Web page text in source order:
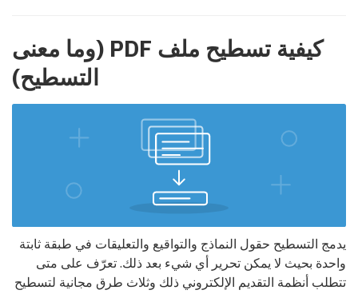
كيفية تسطيح ملف PDF (وما معنى
التسطيح)
يدمج التسطيح حقول النماذج والتواقيع والتعليقات في طبقة ثابتة
واحدة بحيث لا يمكن تحرير أي شيء بعد ذلك. تعرّف على متى
تتطلب أنظمة التقديم الإلكتروني ذلك وثلاث طرق مجانية لتسطيح